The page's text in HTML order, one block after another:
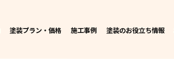
塗装プラン・価格 施工事例 塗装のお役立ち情報